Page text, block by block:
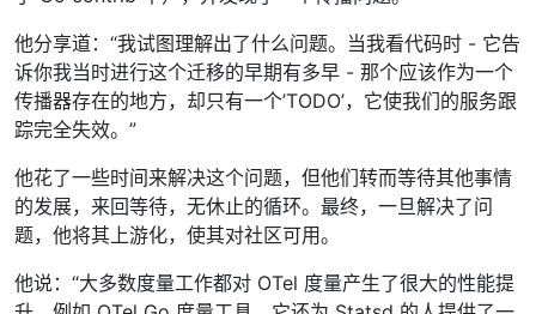
他分享道：“我试图理解出了什么问题。当我看代码时 - 它告
诉你我当时进行这个迁移的早期有多早 - 那个应该作为一个
传播器存在的地方，却只有一个’TODO’，它使我们的服务跟
踪完全失效。”
他花了一些时间来解决这个问题，但他们转而等待其他事情
的发展，来回等待，无休止的循环。最终，一旦解决了问
题，他将其上游化，使其对社区可用。
他说：“大多数度量工作都对 OTel 度量产生了很大的性能提